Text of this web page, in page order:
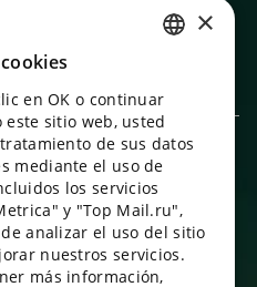
9, sala 2/3
de datos
en el ámbito de las TI: prestación
ENGLISH
UKRAINIAN
PORTUGUESE
SPANISH
HUNGARIAN
×
en OK o continuar
sitio web, usted
de sus datos
mediante el uso de
los servicios
y "Top Mail.ru",
analizar el uso del sitio
nuestros servicios.
más información,